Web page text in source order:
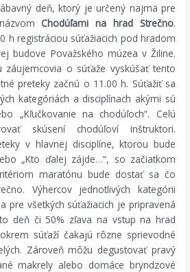
deň, ktorý je určený najmä pre
Chodúľami na hrad Strečno.
h registráciou súťažiacich pod hradom
budove Považského múzea v Žiline.
o súťaže vyskúšať tento
preteky začnú o 11.00 h. Súťažiť sa
kategóriách a disciplínach akými sú
„Kľučkovanie na chodúľoch“. Celú
skúsení chodúľoví inštruktori.
v hlavnej disciplíne, ktorou bude
„Kto ďalej zájde…“, so začiatkom
maratónu bude dostať sa čo
Výhercov jednotlivých kategórii
pre všetkých súťažiacich je pripravená
deň či 50% zľava na vstup na hrad
súťaží čakajú rôzne sprievodné
Zároveň môžu degustovať pravý
makrely alebo domáce bryndzové